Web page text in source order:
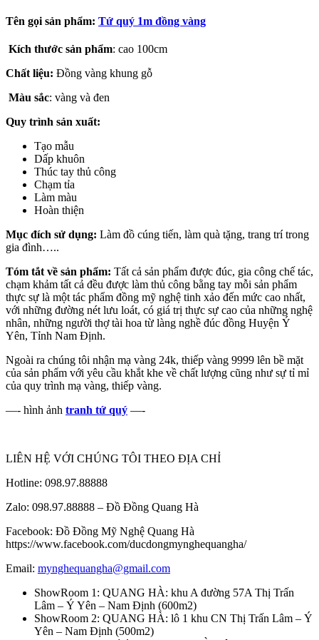
Tên gọi sản phẩm: Tứ quý 1m đồng vàng
Kích thước sản phẩm: cao 100cm
Chất liệu: Đồng vàng khung gỗ
Màu sắc: vàng và đen
Quy trình sản xuất:
Tạo mẫu
Dấp khuôn
Thúc tay thủ công
Chạm tỉa
Làm màu
Hoàn thiện
Mục đích sử dụng: Làm đồ cúng tiến, làm quà tặng, trang trí trong
gia đình…..
Tóm tắt về sản phẩm: Tất cả sản phẩm được đúc, gia công chế tác,
chạm khảm tất cả đều được làm thủ công bằng tay mỗi sản phẩm
thực sự là một tác phẩm đồng mỹ nghệ tinh xảo đến mức cao nhất,
với những đường nét lưu loát, có giá trị thực sự cao của những nghệ
nhân, những người thợ tài hoa từ làng nghề đúc đồng Huyện Ý
Yên, Tỉnh Nam Định.
Ngoài ra chúng tôi nhận mạ vàng 24k, thiếp vàng 9999 lên bề mặt
của sản phẩm với yêu cầu khắt khe về chất lượng cũng như sự tỉ mỉ
của quy trình mạ vàng, thiếp vàng.
—- hình ảnh tranh tứ quý —-
LIÊN HỆ VỚI CHÚNG TÔI THEO ĐỊA CHỈ
Hotline: 098.97.88888
Zalo: 098.97.88888 – Đồ Đồng Quang Hà
Facebook: Đồ Đồng Mỹ Nghệ Quang Hà
https://www.facebook.com/ducdongmynghequangha/
Email: mynghequangha@gmail.com
ShowRoom 1: QUANG HÀ: khu A đường 57A Thị Trấn
Lâm – Ý Yên – Nam Định (600m2)
ShowRoom 2: QUANG HÀ: lô 1 khu CN Thị Trấn Lâm – Ý
Yên – Nam Định (500m2)